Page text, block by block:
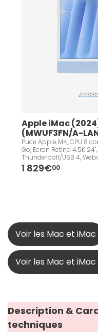
Apple iMac
(MWUF3FN/A-
Puce Apple M4, CPU 8
Go, Ecran Retina 4.5K
Thunderbolt/USB 4,
Keyboard, macOS
1 829€00
Voir les Mac et iMac
Voir les Mac et
Description &
techniques